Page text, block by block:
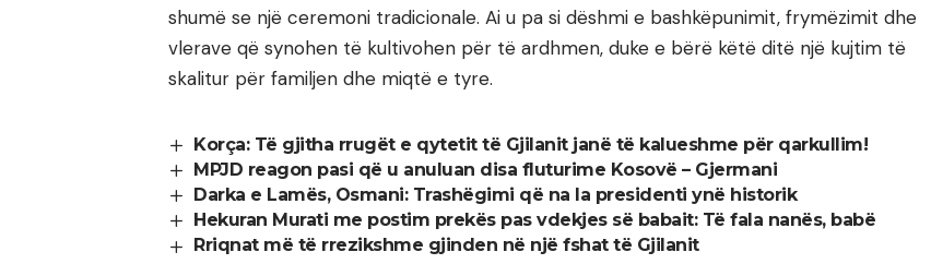
shumë se një ceremoni tradicionale. Ai u pa si dëshmi e bashkëpunimit, frymëzimit dhe
vlerave që synohen të kultivohen për të ardhmen, duke e bërë këtë ditë një kujtim të
skalitur për familjen dhe miqtë e tyre.
Korça: Të gjitha rrugët e qytetit të Gjilanit janë të kalueshme për qarkullim!
MPJD reagon pasi që u anuluan disa fluturime Kosovë – Gjermani
Darka e Lamës, Osmani: Trashëgimi që na la presidenti ynë historik
Hekuran Murati me postim prekës pas vdekjes së babait: Të fala nanës, babë
Rriqnat më të rrezikshme gjinden në një fshat të Gjilanit